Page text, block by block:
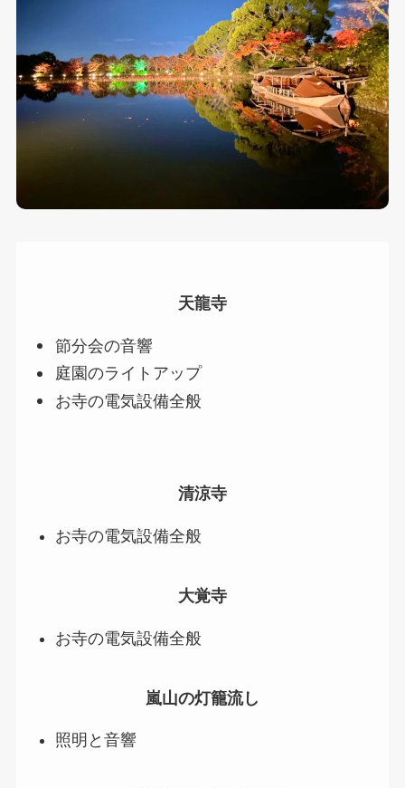
天龍寺
節分会の音響
庭園のライトアップ
お寺の電気設備全般
清涼寺
お寺の電気設備全般
大覚寺
お寺の電気設備全般
嵐山の灯籠流し
照明と音響